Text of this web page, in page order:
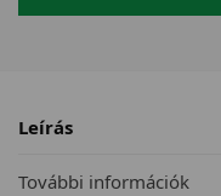
Leírás
További információk